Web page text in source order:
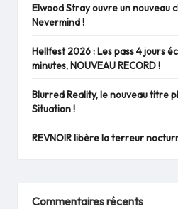
Elwood Stray ouvre un nouveau
Nevermind !
Hellfest 2026 : Les pass 4 jours
minutes, NOUVEAU RECORD !
Blurred Reality, le nouveau titre
Situation !
REVNOIR libère la terreur
Commentaires récents